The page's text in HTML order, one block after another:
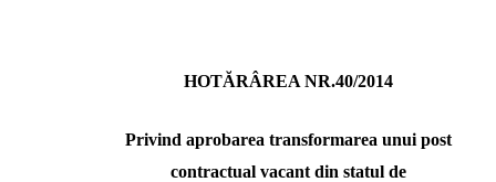
HOTĂRÂREA NR.40/2014
Privind aprobarea transformarea unui post
contractual vacant din statul de